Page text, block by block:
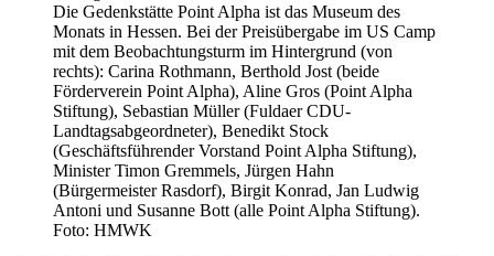
Die Gedenkstätte Point Alpha ist das Museum des
Monats in Hessen. Bei der Preisübergabe im US Camp
mit dem Beobachtungsturm im Hintergrund (von
rechts): Carina Rothmann, Berthold Jost (beide
Förderverein Point Alpha), Aline Gros (Point Alpha
Stiftung), Sebastian Müller (Fuldaer CDU-
Landtagsabgeordneter), Benedikt Stock
(Geschäftsführender Vorstand Point Alpha Stiftung),
Minister Timon Gremmels, Jürgen Hahn
(Bürgermeister Rasdorf), Birgit Konrad, Jan Ludwig
Antoni und Susanne Bott (alle Point Alpha Stiftung).
Foto: HMWK